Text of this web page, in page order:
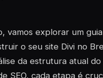
vamos explorar um
o seu site Divi no
da estrutura atual
SEO, cada etapa é